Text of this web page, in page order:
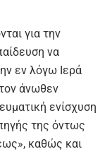
για την
να
εν λόγω Ιερά
άνωθεν
ενίσχυση
της όντως
καθώς και